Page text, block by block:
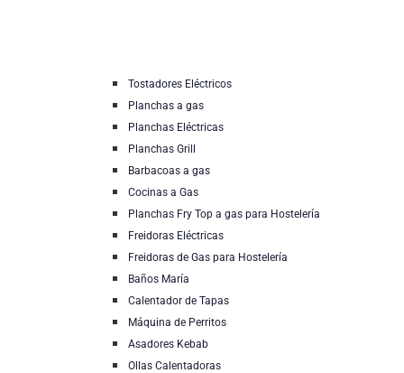
Tostadores Eléctricos
Planchas a gas
Planchas Eléctricas
Planchas Grill
Barbacoas a gas
Cocinas a Gas
Planchas Fry Top a gas para Hostelería
Freidoras Eléctricas
Freidoras de Gas para Hostelería
Baños María
Calentador de Tapas
Máquina de Perritos
Asadores Kebab
Ollas Calentadoras